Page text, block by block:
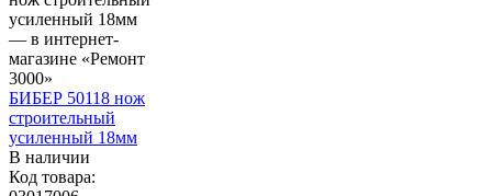
БИБЕР 50118 нож
строительный
усиленный 18мм
В наличии
Код товара: